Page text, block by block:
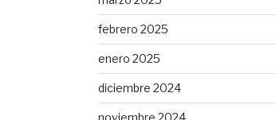
febrero 2025
enero 2025
diciembre 2024
noviembre 2024